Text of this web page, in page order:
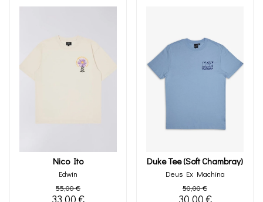
Nico Ito
Edwin
55,00 €
Duke Tee (soft Chambray)
Deus Ex Machina
50,00 €